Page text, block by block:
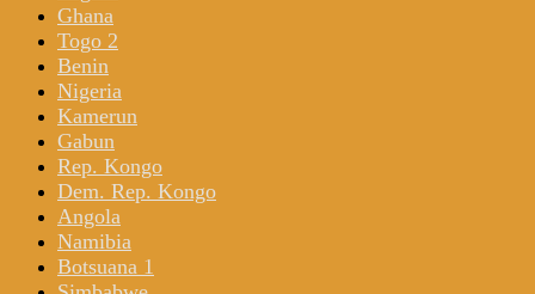
Ghana
Togo 2
Benin
Nigeria
Kamerun
Gabun
Rep. Kongo
Dem. Rep. Kongo
Angola
Namibia
Botsuana 1